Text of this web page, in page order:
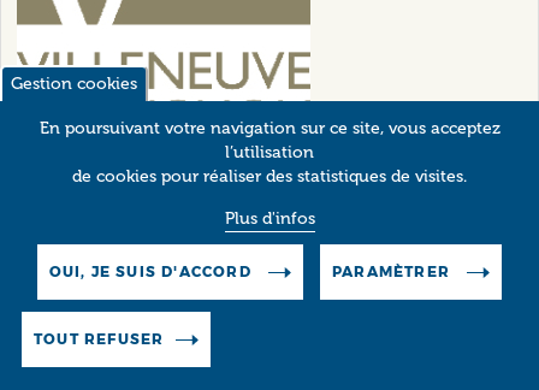
ARCHIVES MUNICIPALES VILLENEUVE-LEZ-AVIGNON
Pictos
Gestion cookies
En poursuivant votre navigation sur ce site, vous acceptez
l’utilisation
de cookies pour réaliser des statistiques de visites.
Plus d'infos
OUI, JE SUIS D'ACCORD PARAMÈTRER
TOUT REFUSER